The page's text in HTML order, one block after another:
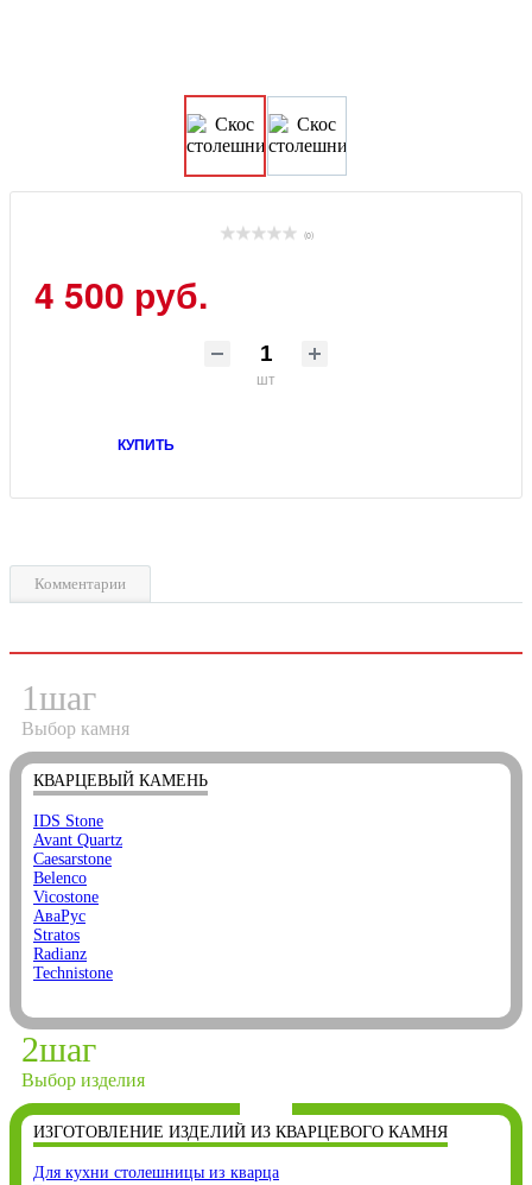
(0)
4 500 руб.
шт
КУПИТЬ
Комментарии
1шаг
Выбор камня
КВАРЦЕВЫЙ КАМЕНЬ
IDS Stone
Avant Quartz
Caesarstone
Belenco
Vicostone
АваРус
Stratos
Radianz
Technistone
2шаг
Выбор изделия
ИЗГОТОВЛЕНИЕ ИЗДЕЛИЙ ИЗ КВАРЦЕВОГО КАМНЯ
Для кухни столешницы из кварца